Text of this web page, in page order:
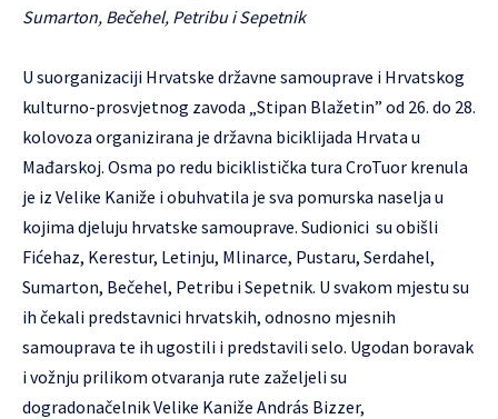
Sumarton, Bečehel, Petribu i Sepetnik
U suorganizaciji Hrvatske državne samouprave i Hrvatskog
kulturno-prosvjetnog zavoda „Stipan Blažetin” od 26. do 28.
kolovoza organizirana je državna biciklijada Hrvata u
Mađarskoj. Osma po redu biciklistička tura CroTuor krenula
je iz Velike Kaniže i obuhvatila je sva pomurska naselja u
kojima djeluju hrvatske samouprave. Sudionici su obišli
Fićehaz, Kerestur, Letinju, Mlinarce, Pustaru, Serdahel,
Sumarton, Bečehel, Petribu i Sepetnik. U svakom mjestu su
ih čekali predstavnici hrvatskih, odnosno mjesnih
samouprava te ih ugostili i predstavili selo. Ugodan boravak
i vožnju prilikom otvaranja rute zaželjeli su
dogradonačelnik Velike Kaniže András Bizzer,